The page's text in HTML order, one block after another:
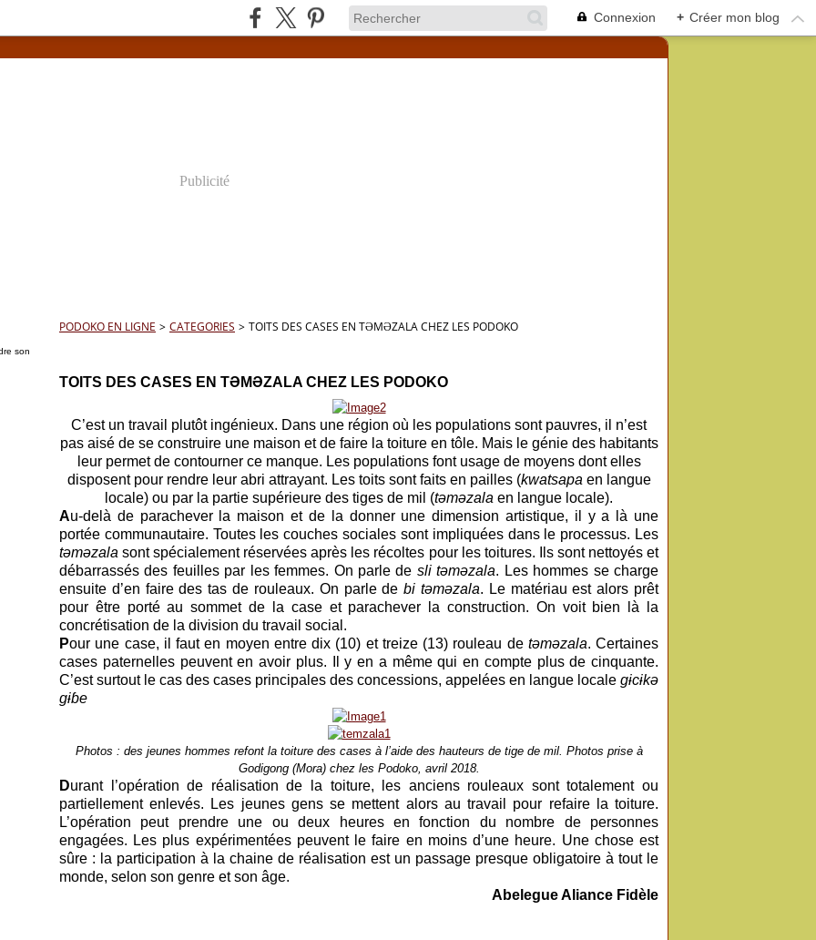
Connexion + Créer mon blog
Publicité
son
PODOKO EN LIGNE > CATEGORIES > TOITS DES CASES EN TƏMƏZALA CHEZ LES PODOKO
TOITS DES CASES EN TƏMƏZALA CHEZ LES PODOKO
C’est un travail plutôt ingénieux. Dans une région où les populations sont pauvres, il n’est
pas aisé de se construire une maison et de faire la toiture en tôle. Mais le génie des habitants
leur permet de contourner ce manque. Les populations font usage de moyens dont elles
disposent pour rendre leur abri attrayant. Les toits sont faits en pailles (kwatsapa en langue
locale) ou par la partie supérieure des tiges de mil (təməzala en langue locale).
Au-delà de parachever la maison et de la donner une dimension artistique, il y a là une
portée communautaire. Toutes les couches sociales sont impliquées dans le processus. Les
təməzala sont spécialement réservées après les récoltes pour les toitures. Ils sont nettoyés et
débarrassés des feuilles par les femmes. On parle de sli təməzala. Les hommes se charge
ensuite d’en faire des tas de rouleaux. On parle debi təməzala. Le matériau est alors prêt
pour être porté au sommet de la case et parachever la construction. On voit bien là la
concrétisation de la division du travail social.
Pour une case, il faut en moyen entre dix (10) et treize (13) rouleau de təməzala. Certaines
cases paternelles peuvent en avoir plus. Il y en a même qui en compte plus de cinquante.
C’est surtout le cas des cases principales des concessions, appelées en langue locale gɨcɨkə
gɨɓe
Photos : des jeunes hommes refont la toiture des cases à l’aide des hauteurs de tige de mil. Photos prise à
Godigong (Mora) chez les Podoko, avril 2018.
Durant l’opération de réalisation de la toiture, les anciens rouleaux sont totalement ou
partiellement enlevés. Les jeunes gens se mettent alors au travail pour refaire la toiture.
L’opération peut prendre une ou deux heures en fonction du nombre de personnes
engagées. Les plus expérimentées peuvent le faire en moins d’une heure. Une chose est
sûre : la participation à la chaine de réalisation est un passage presque obligatoire à tout le
monde, selon son genre et son âge.
Abelegue Aliance Fidèle